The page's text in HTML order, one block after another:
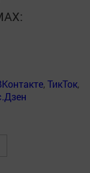
,ТикТок,